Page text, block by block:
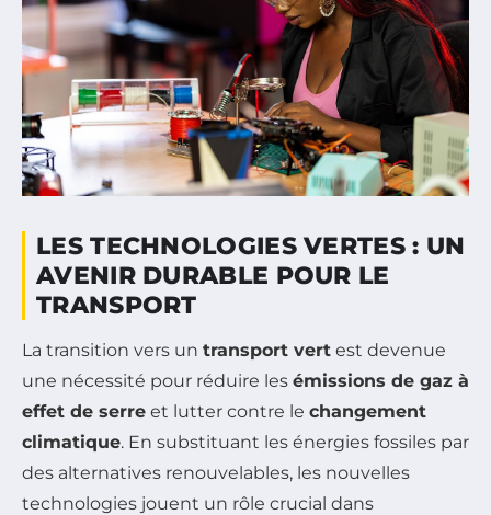
LES TECHNOLOGIES VERTES : UN
AVENIR DURABLE POUR LE
TRANSPORT
La transition vers un transport vert est devenue
une nécessité pour réduire les émissions de gaz à
effet de serre et lutter contre le changement
climatique. En substituant les énergies fossiles par
des alternatives renouvelables, les nouvelles
technologies jouent un rôle crucial dans